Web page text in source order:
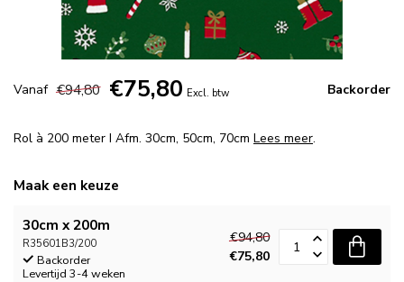
Vanaf €94,80 €75,80 Excl. btw Backorder
Rol à 200 meter I Afm. 30cm, 50cm, 70cm Lees meer.
Maak een keuze
30cm x 200m
R35601B3/200
Backorder
Levertijd 3-4 weken
€94,80
€75,80